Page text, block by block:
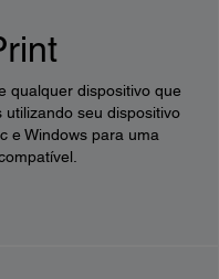
qualquer dispositivo que
utilizando seu dispositivo
e Windows para uma